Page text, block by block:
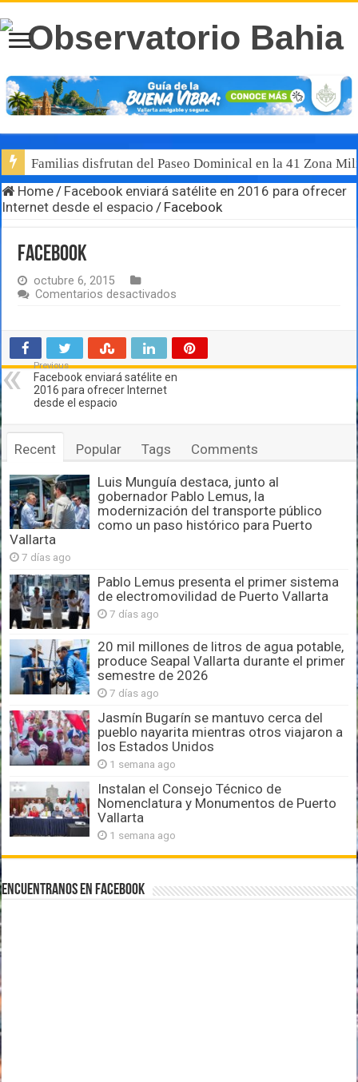
Familias disfrutan del Paseo Dominical en la 41 Zona
Home/ Facebook enviará satélite en 2016 para ofrecer
Internet desde el espacio / Facebook
Facebook
octubre 6, 2015
Comentarios desactivados
Previous
Facebook enviará satélite en
2016 para ofrecer Internet
desde el espacio
Recent Popular Tags Comments
Luis Munguía destaca, junto al
gobernador Pablo Lemus, la
modernización del transporte público
como un paso histórico para Puerto
Vallarta
7 días ago
Pablo Lemus presenta el primer sistema
de electromovilidad de Puerto Vallarta
7 días ago
20 mil millones de litros de agua potable,
produce Seapal Vallarta durante el primer
semestre de 2026
7 días ago
Jasmín Bugarín se mantuvo cerca del
pueblo nayarita mientras otros viajaron a
los Estados Unidos
1 semana ago
Instalan el Consejo Técnico de
Nomenclatura y Monumentos de Puerto
Vallarta
1 semana ago
Encuentranos en Facebook